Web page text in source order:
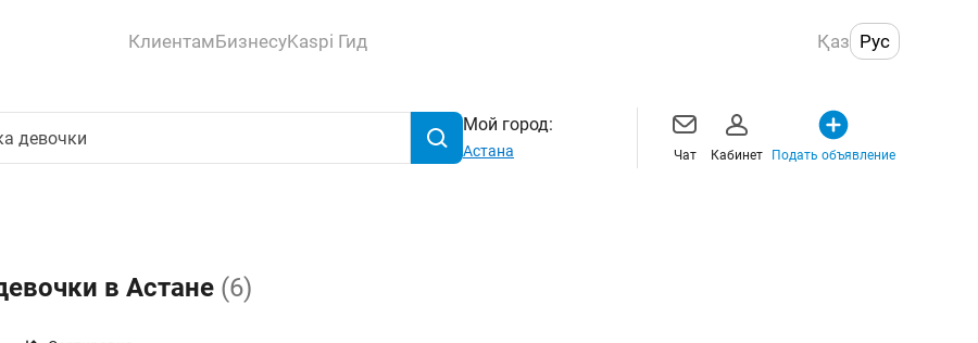
КлиентамБизнесуKaspi Гид Қаз Рус
Мой город:
Астана Чат Кабинет Подать объявление
в Астане (6)